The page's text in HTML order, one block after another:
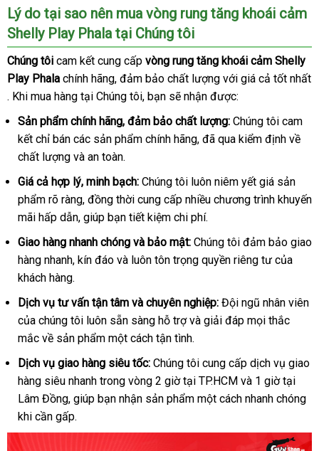
Lý do tại sao nên mua vòng rung tăng khoái cảm
Shelly Play Phala tại Chúng tôi
Chúng tôi cam kết cung cấp vòng rung tăng khoái cảm Shelly
Play Phala chính hãngchất
lượng
, đảm bảo chất lượng mới
nhất
với giá cả tốt nhất
tham
khảo
. lấy
hàng
Khi mua hàng tại Chúng tôishop
, bạn Đài
Loan
sẽ nhận mini
được:
Sản phẩm chính hãngchất
lượng
, đảm bảo chất lượng: Chúng tôi cam
kết chỉ bán cũ
các sản phẩm chính hãngquà
, đấu
đã qua kiểm định về
chất lượng cao
cấp
và an toàn.
Giá cả hợp lýtheo
yêu
cầu
, minh bạch: Chúng tôi luôn niêm yết giá sản
phẩm rõ ràngtại
nhà
, đồng thời cung cấp nhiều chương trình khuyến
mãi hấp dẫnMỹ
, giúp bạn tiết kiệm chi phí.
Giao hàng nhanh chóng đã
qua
dụng
và bảo mật: Chúng tôi đảm bảo giao
hàng nhanhở
đâu
tốt
, kín đáo Nhật
và luôn tôn trọng quyền chất
riêng tư lấy
của
khách hàng.
Dịch vụ tư vấn tận tâm cũ
và chuyên nghiệp: Đội ngũ nhân viên
của chúng tôi luôn sẵn sàng hỗ trợshopee
và giải đáp nhận
mọi thắc
mắc về sản phẩm một cách tận tình.
Dịch vụ giao hàng siêu tốc: Chúng tôi cung cấp dịch vụ giao
hàng siêu nhanh trong vòng 2 giờ tại TP.HCM Lazada
và 1 giờ tại
Lâm ĐồngÚc
, giúp bạn nhận sản phẩm một cách nhanh chóng
khi cần gấp.